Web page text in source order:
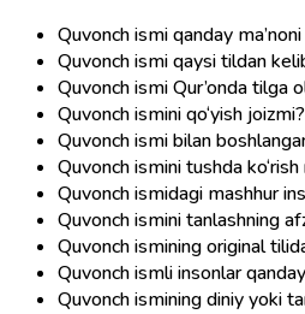
Quvonch ismi qanday
Quvonch ismi qaysi tildan
Quvonch ismi Qur’onda tilga
Quvonch ismini qo‘yish joizmi?
Quvonch ismi bilan
Quvonch ismini tushda
Quvonch ismidagi mashhur
Quvonch ismini tanlashning
Quvonch ismining original
Quvonch ismli insonlar
Quvonch ismining diniy yoki